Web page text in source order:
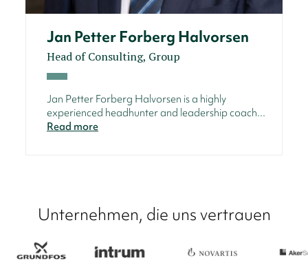
Jan Petter Forberg Halvorsen
Head of Consulting, Group
Jan Petter Forberg Halvorsen is a highly
experienced headhunter and leadership coach...
Read more
Unternehmen, die uns vertrauen